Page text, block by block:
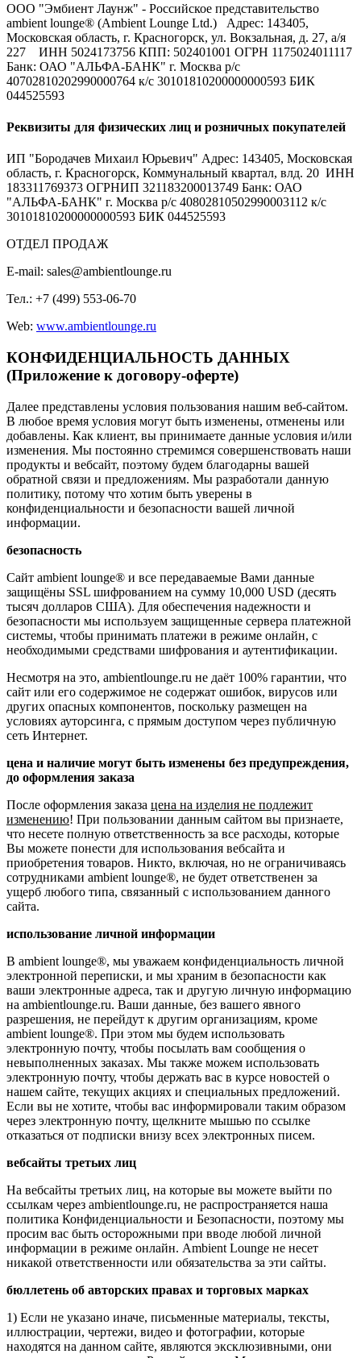
ООО "Эмбиент Лаунж" - Российское представительство
ambient lounge® (Ambient Lounge Ltd.) Адрес: 143405,
Московская область, г. Красногорск, ул. Вокзальная, д. 27, а/я
227 ИНН 5024173756 КПП: 502401001 ОГРН 1175024011117
Банк: ОАО "АЛЬФА-БАНК" г. Москва р/с
40702810202990000764 к/с 30101810200000000593 БИК
044525593
Реквизиты для физических лиц и розничных покупателей
ИП "Бородачев Михаил Юрьевич" Адрес: 143405, Московская
область, г. Красногорск, Коммунальный квартал, влд. 20 ИНН
183311769373 ОГРНИП 321183200013749 Банк: ОАО
"АЛЬФА-БАНК" г. Москва р/с 40802810502990003112 к/с
30101810200000000593 БИК 044525593
ОТДЕЛ ПРОДАЖ
E-mail: sales@ambientlounge.ru
Тел.: +7 (499) 553-06-70
Web: www.ambientlounge.ru
КОНФИДЕНЦИАЛЬНОСТЬ ДАННЫХ
(Приложение к договору-оферте)
Далее представлены условия пользования нашим веб-сайтом.
В любое время условия могут быть изменены, отменены или
добавлены. Как клиент, вы принимаете данные условия и/или
изменения. Мы постоянно стремимся совершенствовать наши
продукты и вебсайт, поэтому будем благодарны вашей
обратной связи и предложениям. Мы разработали данную
политику, потому что хотим быть уверены в
конфиденциальности и безопасности вашей личной
информации.
безопасность
Сайт ambient lounge® и все передаваемые Вами данные
защищёны SSL шифрованием на сумму 10,000 USD (десять
тысяч долларов США). Для обеспечения надежности и
безопасности мы используем защищенные сервера платежной
системы, чтобы принимать платежи в режиме онлайн, с
необходимыми средствами шифрования и аутентификации.
Несмотря на это, ambientlounge.ru не даёт 100% гарантии, что
сайт или его содержимое не содержат ошибок, вирусов или
других опасных компонентов, поскольку размещен на
условиях ауторсинга, с прямым доступом через публичную
сеть Интернет.
цена и наличие могут быть изменены без предупреждения,
до оформления заказа
После оформления заказа цена на изделия не подлежит
изменению! При пользовании данным сайтом вы признаете,
что несете полную ответственность за все расходы, которые
Вы можете понести для использования вебсайта и
приобретения товаров. Никто, включая, но не ограничиваясь
сотрудниками ambient lounge®, не будет ответственен за
ущерб любого типа, связанный с использованием данного
сайта.
использование личной информации
В ambient lounge®, мы уважаем конфиденциальность личной
электронной переписки, и мы храним в безопасности как
ваши электронные адреса, так и другую личную информацию
на ambientlounge.ru. Ваши данные, без вашего явного
разрешения, не перейдут к другим организациям, кроме
ambient lounge®. При этом мы будем использовать
электронную почту, чтобы посылать вам сообщения о
невыполненных заказах. Мы также можем использовать
электронную почту, чтобы держать вас в курсе новостей о
нашем сайте, текущих акциях и специальных предложений.
Если вы не хотите, чтобы вас информировали таким образом
через электронную почту, щелкните мышью по ссылке
отказаться от подписки внизу всех электронных писем.
вебсайты третьих лиц
На вебсайты третьих лиц, на которые вы можете выйти по
ссылкам через ambientlounge.ru, не распространяется наша
политика Конфиденциальности и Безопасности, поэтому мы
просим вас быть осторожными при вводе любой личной
информации в режиме онлайн. Ambient Lounge не несет
никакой ответственности или обязательства за эти сайты.
бюллетень об авторских правах и торговых марках
1) Если не указано иначе, письменные материалы, тексты,
иллюстрации, чертежи, видео и фотографии, которые
находятся на данном сайте, являются эксклюзивными, они